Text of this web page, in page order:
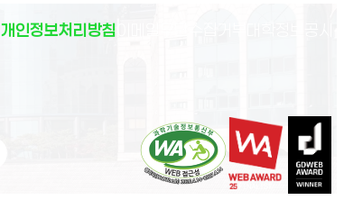
개인정보처리방침